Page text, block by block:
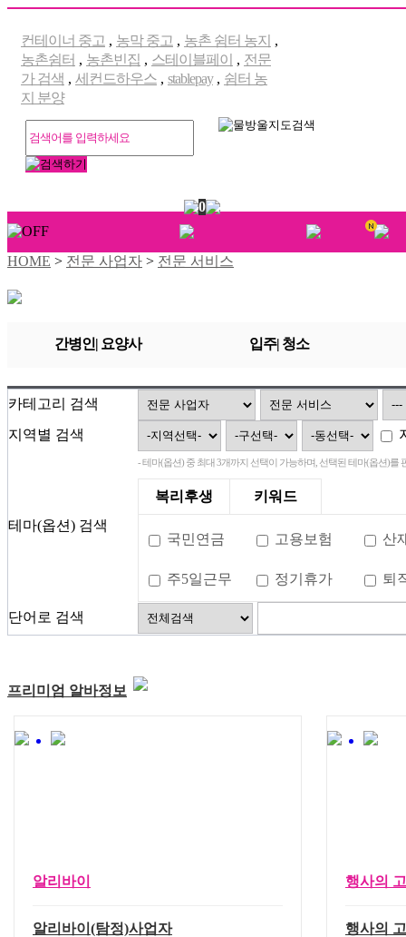
컨테이너 중고 , 농막 중고 , 농촌 쉼터 농지 ,
농촌쉼터 , 농촌빈집 , 스테이블페이 , 전문
가 검색 , 세컨드하우스 , stablepay, 쉼터 농
지 분양
0
HOME > 전문 사업자 > 전문 서비스
간병인| 요양사 입주| 청소
카테고리 검색
지역별 검색
테마(옵션) 검색
- 테마(옵션) 중 최대 3개까지 선택이 가능하며, 선택된 테마(옵션)를
복리후생 키워드
국민연금 고용보험 산
주5일근무 정기휴가 퇴
단어로 검색
프리미엄 알바정보
알리바이
알리바이(탐정)사업자
행사의
행사의